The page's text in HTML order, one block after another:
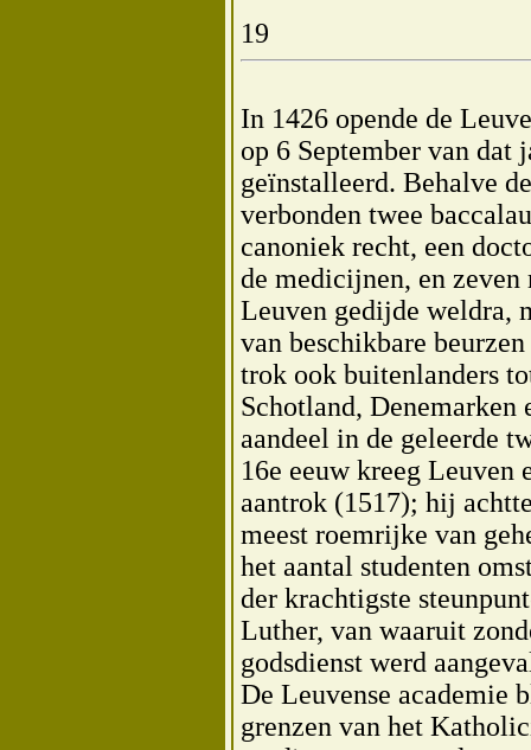
19
In 1426 opende de
op 6 September van dat
geïnstalleerd. Behalve
verbonden twee
canoniek recht, een
de medicijnen, en
Leuven gedijde weldra,
van beschikbare
trok ook buitenlanders
Schotland, Denemarken
aandeel in de geleerde
16e eeuw kreeg Leuven
aantrok (1517); hij
meest roemrijke van
het aantal studenten
der krachtigste
Luther, van waaruit
godsdienst werd
De Leuvense academie
grenzen van het